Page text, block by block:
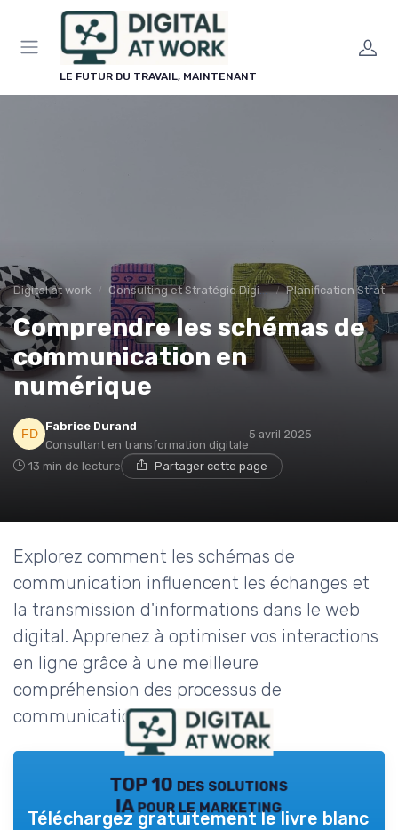
LE FUTUR DU TRAVAIL, MAINTENANT
Digital at work Consulting et Stratégie Digitale Planification
Comprendre les schémas de
communication en
numérique
Fabrice Durand
Consultant en transformation digitale
5 avril 2025
13 min de lecture Partager cette page
Explorez comment les schémas de
communication influencent les échanges et
la transmission d'informations dans le web
digital. Apprenez à optimiser vos interactions
en ligne grâce à une meilleure
compréhension des processus de
communication numérique.
TOP 10 des solutions
IA pour le marketing
Téléchargez gratuitement le livre blanc
Panneau de gestion des cookies